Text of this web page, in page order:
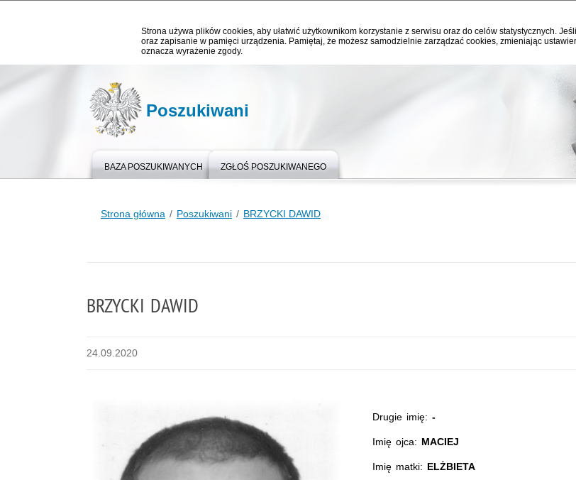
Strona używa plików cookies, aby ułatwić użytkownikom korzystanie z serwisu oraz do celów statystycznych.
oraz zapisanie w pamięci urządzenia. Pamiętaj, że możesz samodzielnie zarządzać cookies, zmieniając
oznacza wyrażenie zgody.
Poszukiwani
BAZA POSZUKIWANYCH ZGŁOŚ POSZUKIWANEGO
Strona główna Poszukiwani BRZYCKI DAWID
BRZYCKI DAWID
24.09.2020
Drugie imię:-
Imię ojca: MACIEJ
Imię matki: ELŻBIETA